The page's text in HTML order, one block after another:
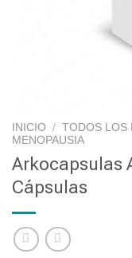
INICIO / TODOS LOS
MENOPAUSIA
Arkocapsulas
Cápsulas